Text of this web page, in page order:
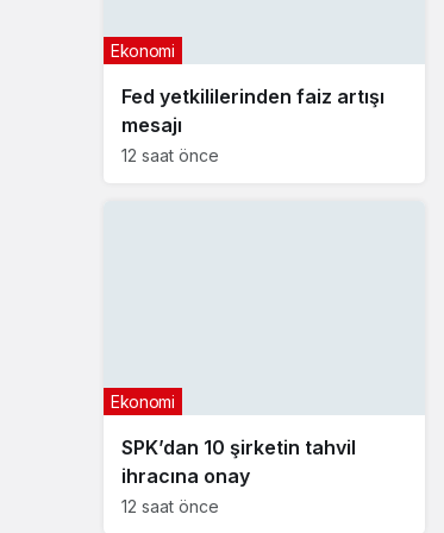
Fed yetkililerinden faiz artışı
mesajı
Ekonomi
12 saat önce
SPK’dan 10 şirketin tahvil
ihracına onay
Ekonomi
12 saat önce